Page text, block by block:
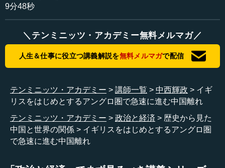
ろで生きているところがあります。「われわれは大英帝国
の後継者である」「世界に議会制を広げたのも我がイギリ
スである」「撤退したけれど、いろいろな国に民主主義を
植え付けて近代化し、いろいろな恩恵も残してきた」。こ
ういうこともイギリスのプライドの背景にあります。
●ファーウェイ製品の全面排除へ
中西 さらにはアメリカが訴えてきたファーウェイの5G問
題をはじめとするセキュリティ問題に、イギリスも少し、
あるいはかなりはっきり気づき始めたことも大きいと思い
ます。これは日本のような、「アメリカに追随せよ」、あ
9分48秒
＼テンミニッツ・アカデミー無料メルマガ／
人生＆仕事に役立つ講義解説を無料メルマガで配信
テンミニッツ・アカデミー 講師一覧 中西輝政
イギ
リスをはじめとするアングロ圏で急速に進む中国離れ
テンミニッツ・アカデミー
政治と経済
歴史から見た
中国と世界の関係
イギリスをはじめとするアングロ圏
で急速に進む中国離れ